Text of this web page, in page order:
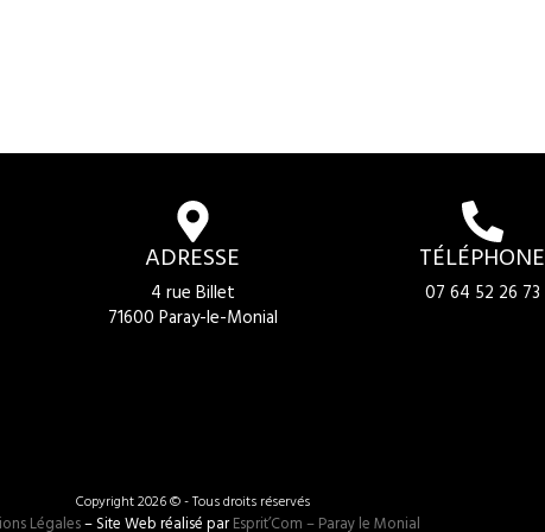
ADRESSE
4 rue Billet
71600 Paray-le-Monial
TÉLÉPHONE
07 64 52 26 73
Copyright 2026 © - Tous droits réservés
Légales– Site Web réalisé parEsprit’Com – Paray le Monial